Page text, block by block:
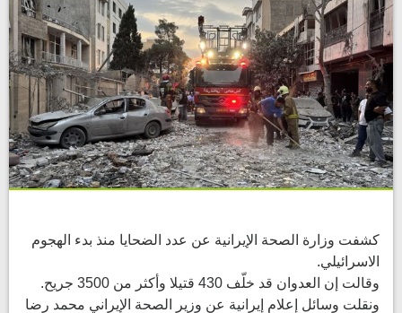
كشفت وزارة الصحة الإيرانية عن عدد الضحايا منذ بدء الهجوم
الاسرائيلي.
وقالت إن العدوان قد خلّف 430 قتيلا وأكثر من 3500 جريح.
ونقلت وسائل إعلام إيرانية عن وزير الصحة الإيراني محمد رضا